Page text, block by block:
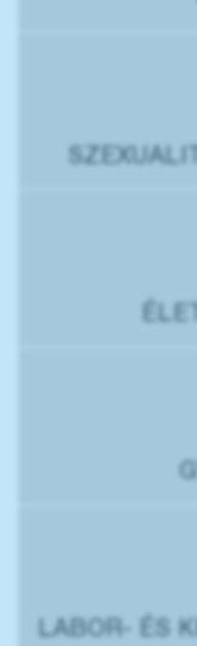
LABOR- ÉS